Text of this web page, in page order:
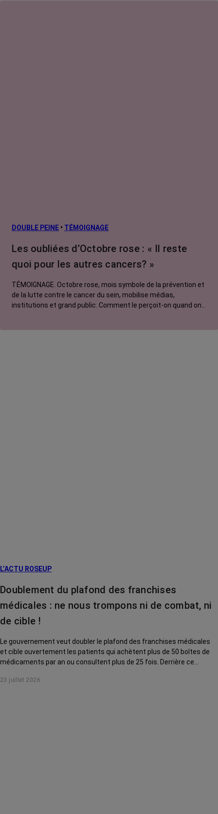
DOUBLE PEINE • TÉMOIGNAGE
Les oubliées d’Octobre rose : « Il reste
quoi pour les autres cancers? »
TÉMOIGNAGE. Octobre rose, mois symbole de la prévention et
de la lutte contre le cancer du sein, mobilise médias,
institutions et grand public. Comment le perçoit-on quand on
L’ACTU ROSEUP
Doublement du plafond des franchises
médicales : ne nous trompons ni de combat, ni
de cible !
Le gouvernement veut doubler le plafond des franchises médicales
et cible ouvertement les patients qui achètent plus de 50 boîtes de
médicaments par an ou consultent plus de 25 fois. Derrière ce
chroniques, et en premier lieu les personnes touchées par un cancer,
23 juillet 2026